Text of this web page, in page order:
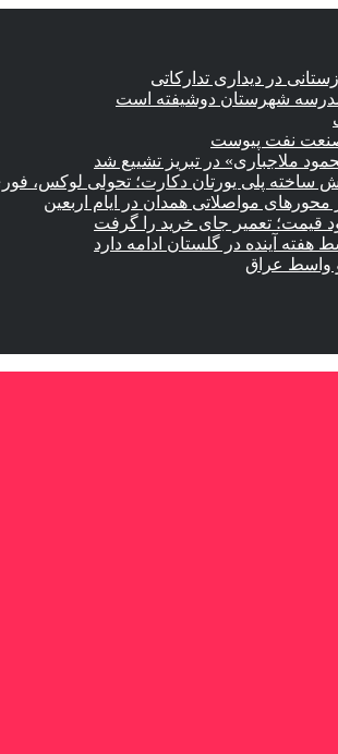
در دیداری تدارکاتی
صنعت نفت پیوست
ملاجباری» در تبریز تشییع شد
پیش ساخته پلی یورتان دکارت؛ تحولی لوکس،
قیمت؛ تعمیر جای خرید را گرفت
هفته آینده در گلستان ادامه دارد
واسط عراق